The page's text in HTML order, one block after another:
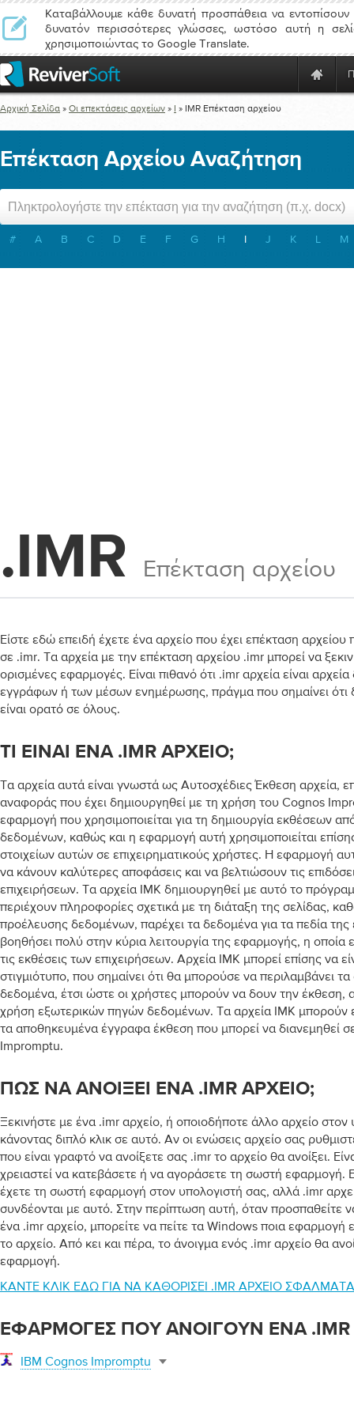
Καταβάλλουμε κάθε δυνατή προσπάθεια να
δυνατόν περισσότερες γλώσσες, ωστόσο αυτή η
χρησιμοποιώντας το Google Translate.
Αρχική Σελίδα » Οι επεκτάσεις αρχείων » I » IMR Επέκταση αρχείου
Επέκταση Αρχείου Αναζήτηση
# A B C D E F G H I J K L M
.IMR Επέκταση αρχείου
Είστε εδώ επειδή έχετε ένα αρχείο που έχει επέκταση αρχείου
σε .imr. Τα αρχεία με την επέκταση αρχείου .imr μπορεί να
ορισμένες εφαρμογές. Είναι πιθανό ότι .imr αρχεία είναι
εγγράφων ή των μέσων ενημέρωσης, πράγμα που σημαίνει ότι
είναι ορατό σε όλους.
ΤΙ ΕΊΝΑΙ ΈΝΑ .IMR ΑΡΧΕΊΟ;
Τα αρχεία αυτά είναι γνωστά ως Αυτοσχέδιες Έκθεση αρχεία,
αναφοράς που έχει δημιουργηθεί με τη χρήση του Cognos
εφαρμογή που χρησιμοποιείται για τη δημιουργία εκθέσεων
δεδομένων, καθώς και η εφαρμογή αυτή χρησιμοποιείται
στοιχείων αυτών σε επιχειρηματικούς χρήστες. Η εφαρμογή
να κάνουν καλύτερες αποφάσεις και να βελτιώσουν τις
επιχειρήσεων. Τα αρχεία ΙΜΚ δημιουργηθεί με αυτό το
περιέχουν πληροφορίες σχετικά με τη διάταξη της σελίδας,
προέλευσης δεδομένων, παρέχει τα δεδομένα για τα πεδία
βοηθήσει πολύ στην κύρια λειτουργία της εφαρμογής, η οποία
τις εκθέσεις των επιχειρήσεων. Αρχεία ΙΜΚ μπορεί επίσης να
στιγμιότυπο, που σημαίνει ότι θα μπορούσε να περιλαμβάνει
δεδομένα, έτσι ώστε οι χρήστες μπορούν να δουν την έκθεση,
χρήση εξωτερικών πηγών δεδομένων. Τα αρχεία ΙΜΚ μπορούν
τα αποθηκευμένα έγγραφα έκθεση που μπορεί να διανεμηθεί
Impromptu.
ΠΏΣ ΝΑ ΑΝΟΊΞΕΙ ΈΝΑ .IMR ΑΡΧΕΊΟ;
Ξεκινήστε με ένα .imr αρχείο, ή οποιοδήποτε άλλο αρχείο στον
κάνοντας διπλό κλικ σε αυτό. Αν οι ενώσεις αρχείο σας
που είναι γραφτό να ανοίξετε σας .imr το αρχείο θα ανοίξει.
χρειαστεί να κατεβάσετε ή να αγοράσετε τη σωστή εφαρμογή.
έχετε τη σωστή εφαρμογή στον υπολογιστή σας, αλλά .imr
συνδέονται με αυτό. Στην περίπτωση αυτή, όταν προσπαθείτε
ένα .imr αρχείο, μπορείτε να πείτε τα Windows ποια εφαρμογή
το αρχείο. Από κει και πέρα, το άνοιγμα ενός .imr αρχείο θα
εφαρμογή.
ΚΆΝΤΕ ΚΛΙΚ ΕΔΏ ΓΙΑ ΝΑ ΚΑΘΟΡΊΣΕΙ .IMR ΑΡΧΕΊΟ
ΕΦΑΡΜΟΓΈΣ ΠΟΥ ΑΝΟΊΓΟΥΝ ΈΝΑ .IMR
IBM Cognos Impromptu